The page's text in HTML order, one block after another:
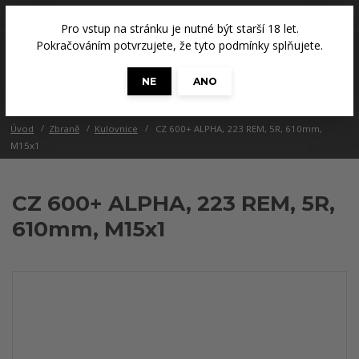
Pro vstup na stránku je nutné být starší 18 let.
Pokračováním potvrzujete, že tyto podmínky splňujete.
NE
ANO
0 Kč
Úvod Zbraně Kulovnice
CZ 600+ ALPHA, 223 REM, 5R, 610mm,
M15x1
CZ 600+ ALPHA, 223 REM, 5R,
610mm, M15x1